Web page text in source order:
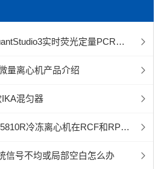
置检查灯
显微镜
显微镜
时荧光定量PCR可不可以24小时连续运行？
量离心机产品介绍
混匀器
冻离心机在RCF和RPM哪个参数重要？
信号不均或局部空白怎么办